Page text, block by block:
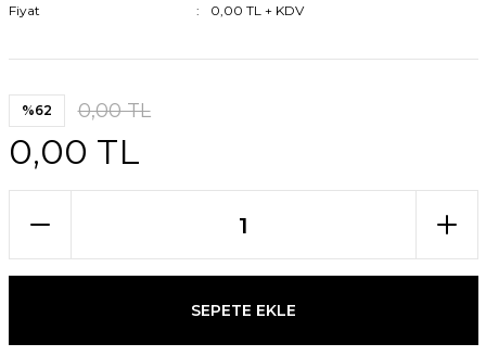
Fiyat
0,00 TL + KDV
%62 0,00 TL
0,00 TL
SEPETE EKLE